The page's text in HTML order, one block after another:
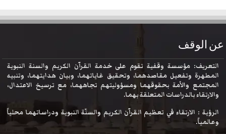
عن الوقف
التعريف: مؤسسة وقفية تقوم على خدمة القرآن الكريم والسنة النبوية
المطهرة وتفعيل مقاصدهما، وتحقيق غاياتهما، وبيان هدايتهما، وتنبيه
المجتمع والأمة بحقوقهما ومسؤوليتهم تجاههما، مع ترسيخ الاعتدال،
والارتقاء بالدراسات المتعلقة بهما.
الرؤية : الارتقاء في تعظيم القرآن الكريم والسنّة النبوية ودراساتهما محلياً
وعالمياً.